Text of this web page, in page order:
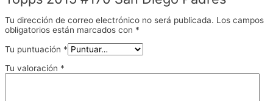
Tu dirección de correo electrónico no será publicada. Los campos
obligatorios están marcados con *
Tu puntuación *
Tu valoración *